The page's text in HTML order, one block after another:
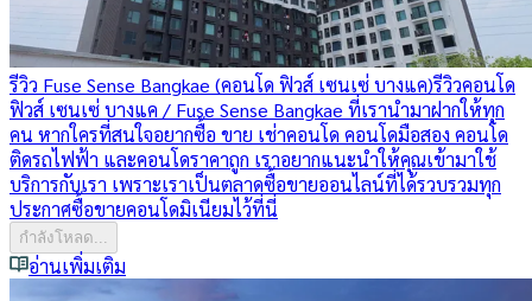
รีวิว Fuse Sense Bangkae (คอนโด ฟิวส์ เซนเซ่ บางแค)รีวิวคอนโด
ฟิวส์ เซนเซ่ บางแค / Fuse Sense Bangkae ที่เรานำมาฝากให้ทุก
คน หากใครที่สนใจอยากซื้อ ขาย เช่าคอนโด คอนโดมือสอง คอนโด
ติดรถไฟฟ้า และคอนโดราคาถูก เราอยากแนะนำให้คุณเข้ามาใช้
บริการกับเรา เพราะเราเป็นตลาดซื้อขายออนไลน์ที่ได้รวบรวมทุก
ประกาศซื้อขายคอนโดมิเนียมไว้ที่นี่
กำลังโหลด...
อ่านเพิ่มเติม